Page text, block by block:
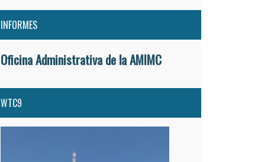
INFORMES
Oficina Administrativa de la AMIMC
WTC9